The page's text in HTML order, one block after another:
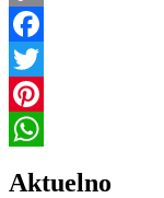
Copy
Link
Facebook
Twitter
Pinterest
Aktuelno